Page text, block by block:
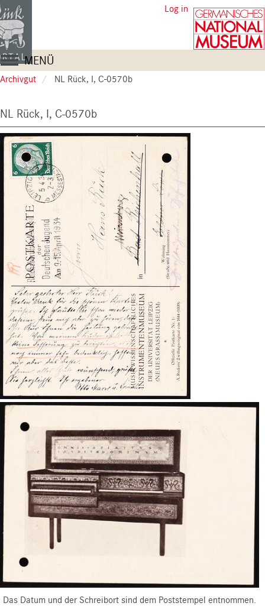
Skip
to
main
content
User
account
menu
Log in
Main
navigation
MENÜ
Archivgut NL Rück, I, C-0570b
NL Rück, I, C-0570b
Das Datum und der Schreibort sind dem Poststempel entnommen.